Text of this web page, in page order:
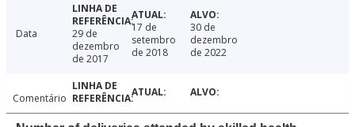
Data
29 de
dezembro
de 2017
17 de
setembro
de 2018
30 de
dezembro
de 2022
Comentário